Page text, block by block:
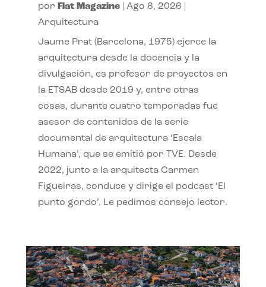
por Flat Magazine| Ago 6, 2026
Arquitectura
Jaume Prat (Barcelona, 1975) ejerce la
arquitectura desde la docencia y la
divulgación, es profesor de proyectos en
la ETSAB desde 2019 y, entre otras
cosas, durante cuatro temporadas fue
asesor de contenidos de la serie
documental de arquitectura ‘Escala
Humana’, que se emitió por TVE. Desde
2022, junto a la arquitecta Carmen
Figueiras, conduce y dirige el podcast ‘El
punto gordo’. Le pedimos consejo lector.